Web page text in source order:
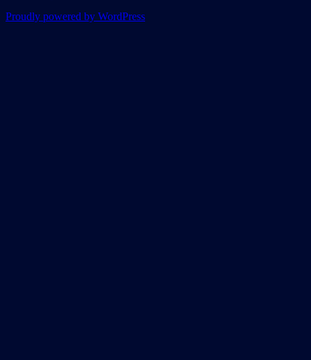
Proudly powered by WordPress